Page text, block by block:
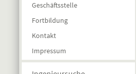
Geschäftsstelle
Fortbildung
Kontakt
Impressum